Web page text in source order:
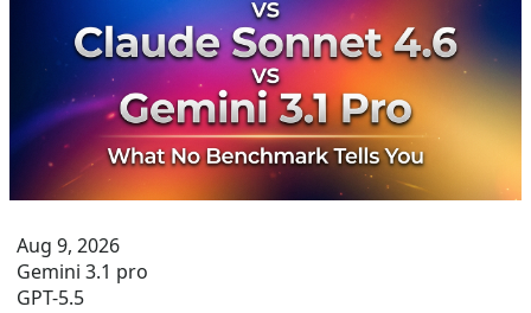
Aug 9, 2026
Gemini 3.1 pro
GPT-5.5